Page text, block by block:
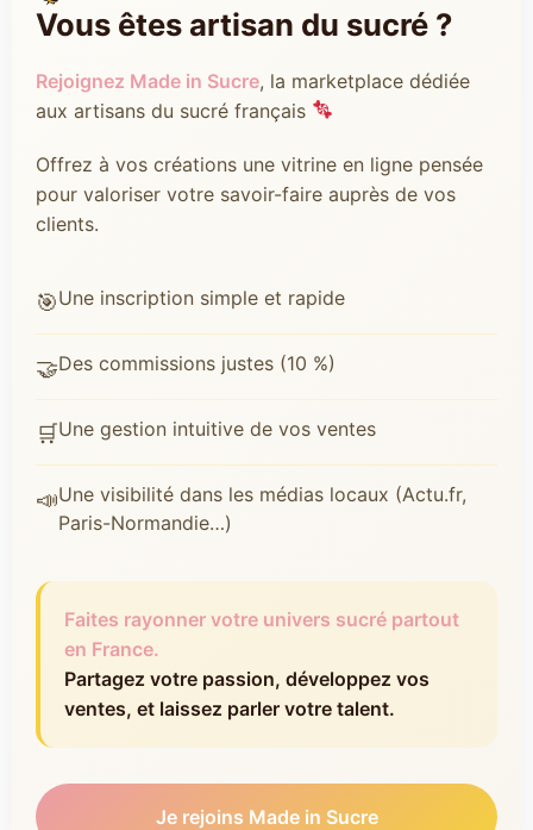
Vous êtes artisan du sucré ?
Rejoignez Made in Sucre, la marketplace dédiée
aux artisans du sucré français
Offrez à vos créations une vitrine en ligne pensée
pour valoriser votre savoir-faire auprès de vos
clients.
Une inscription simple et rapide
Des commissions justes (10 %)
Une gestion intuitive de vos ventes
Une visibilité dans les médias locaux (Actu.fr,
Paris-Normandie…)
Faites rayonner votre univers sucré partout
en France.
Partagez votre passion, développez vos
ventes, et laissez parler votre talent.
Je rejoins Made in Sucre